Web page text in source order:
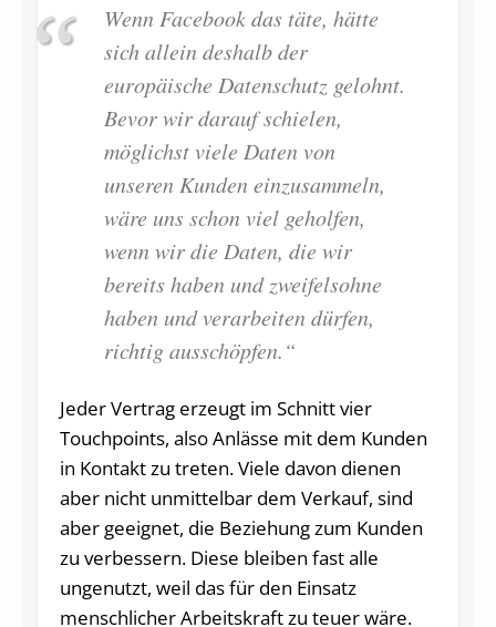
Wenn Facebook das täte, hätte
sich allein deshalb der
europäische Datenschutz gelohnt.
Bevor wir darauf schielen,
möglichst viele Daten von
unseren Kunden einzusammeln,
wäre uns schon viel geholfen,
wenn wir die Daten, die wir
bereits haben und zweifelsohne
haben und verarbeiten dürfen,
richtig ausschöpfen.“
Jeder Vertrag erzeugt im Schnitt vier
Touchpoints, also Anlässe mit dem Kunden
in Kontakt zu treten. Viele davon dienen
aber nicht unmittelbar dem Verkauf, sind
aber geeignet, die Beziehung zum Kunden
zu verbessern. Diese bleiben fast alle
ungenutzt, weil das für den Einsatz
menschlicher Arbeitskraft zu teuer wäre.